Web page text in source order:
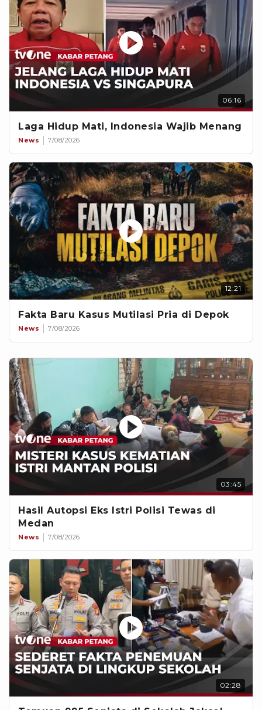
06:16
Laga Hidup Mati, Indonesia Wajib Menang
News 7/08/2026
12:21
Fakta Baru Kasus Mutilasi Pria di Depok
News 7/08/2026
03:45
Hasil Autopsi Eks Istri Polisi Tewas di
Medan
News 7/08/2026
02:28